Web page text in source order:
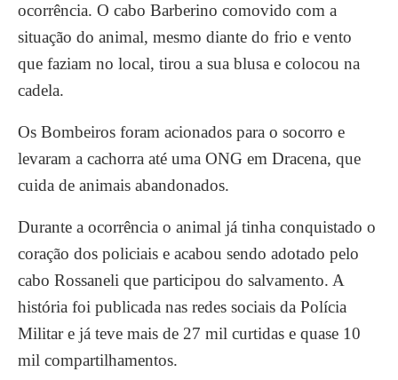
ocorrência. O cabo Barberino comovido com a
situação do animal, mesmo diante do frio e vento
que faziam no local, tirou a sua blusa e colocou na
cadela.
Os Bombeiros foram acionados para o socorro e
levaram a cachorra até uma ONG em Dracena, que
cuida de animais abandonados.
Durante a ocorrência o animal já tinha conquistado o
coração dos policiais e acabou sendo adotado pelo
cabo Rossaneli que participou do salvamento. A
história foi publicada nas redes sociais da Polícia
Militar e já teve mais de 27 mil curtidas e quase 10
mil compartilhamentos.